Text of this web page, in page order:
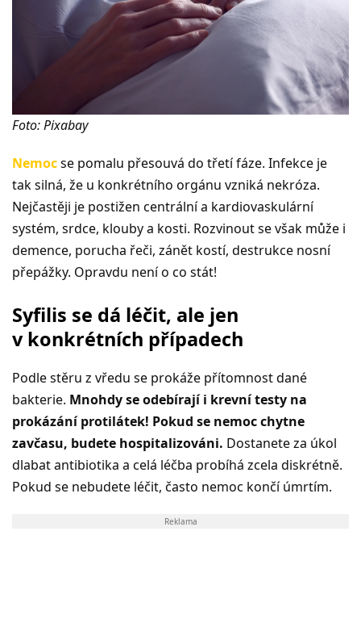
Foto: Pixabay
Nemocse pomalu přesouvá do třetí fáze. Infekce je
tak silná, že u konkrétního orgánu vzniká nekróza.
Nejčastěji je postižen centrální a kardiovaskulární
systém, srdce, klouby a kosti. Rozvinout se však může i
demence, porucha řeči, zánět kostí, destrukce nosní
přepážky. Opravdu není o co stát!
Syfilis se dá léčit, ale jen
v konkrétních případech
Podle stěru z vředu se prokáže přítomnost dané
bakterie. Mnohdy se odebírají i krevní testy na
prokázání protilátek! Pokud se nemoc chytne
zavčasu, budete hospitalizováni. Dostanete za úkol
dlabat antibiotika a celá léčba probíhá zcela diskrétně.
Pokud se nebudete léčit, často nemoc končí úmrtím.
Reklama